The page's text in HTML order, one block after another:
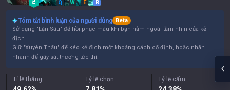
Q W E R
Tóm tắt bình luận của người dùng Beta
Sử dụng "Lặn Sâu" để hồi phục máu khi bạn nằm ngoài tầm nhìn của kẻ
địch.
Giữ "Xuyên Thấu" để kéo kẻ địch một khoảng cách cố định, hoặc nhấn
nhanh để gây sát thương tức thì.
Tỉ lệ thắng Tỷ lệ chọn Tỷ lệ cấm